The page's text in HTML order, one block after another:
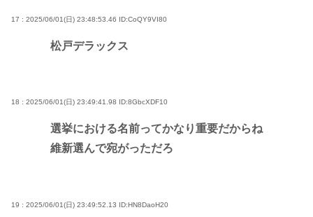
17 : 2025/06/01(日) 23:48:53.46 ID:CoQY9VI80
松戸デラックス
18 : 2025/06/01(日) 23:49:41.98 ID:8GbcXDF10
選挙における名前ってかなり重要だからね
維新選んで宛がっただろ
19 : 2025/06/01(日) 23:49:52.13 ID:HN8DaoH20